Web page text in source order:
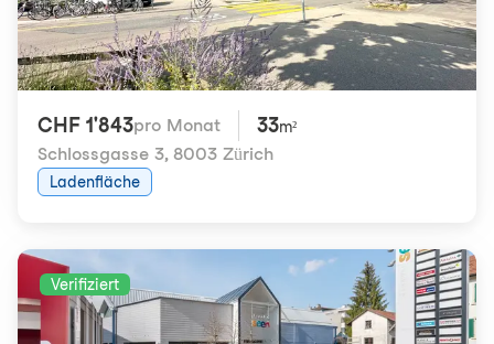
CHF 1'843pro Monat 33m²
Schlossgasse 3, 8003 Zürich
Ladenfläche
Verifiziert